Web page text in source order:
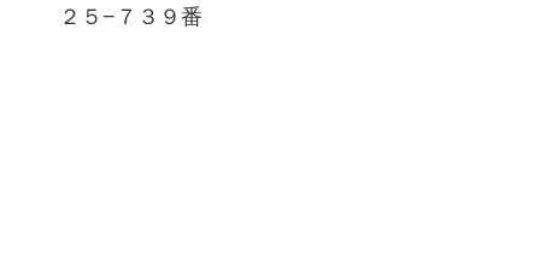
２５−７３９番